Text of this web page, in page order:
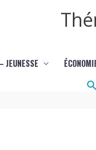
JEUNESSE